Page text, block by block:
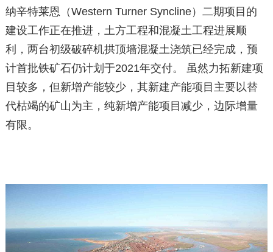
纳辛特莱恩（Western Turner Syncline）二期项目的
建设工作正在推进，土方工程和混凝土工程进展顺
利，两台初级破碎机拱顶墙混凝土浇筑已经完成，预
计首批铁矿石仍计划于2021年交付。 虽然力拓新建项
目较多，但新增产能较少，其新建产能项目主要以替
代枯竭的矿山为主，纯新增产能项目减少，边际增量
有限。